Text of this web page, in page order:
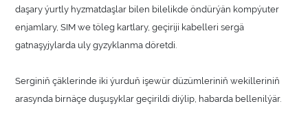
daşary ýurtly hyzmatdaşlar bilen bilelikde öndürýän kompýuter
enjamlary, SIM we töleg kartlary, geçiriji kabelleri sergä
gatnaşyjylarda uly gyzyklanma döretdi.
Serginiň çäklerinde iki ýurduň işewür düzümleriniň wekilleriniň
arasynda birnäçe duşuşyklar geçirildi diýlip, habarda bellenilýär.